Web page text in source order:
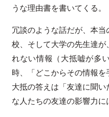
うな理由書を書いてくる。
冗談のような話だが、本
校、そして大学の先生達
れない情報（大抵嘘が多
時、「どこからその情報を
大抵の答えは「友達に聞
な人たちの友達の影響力に